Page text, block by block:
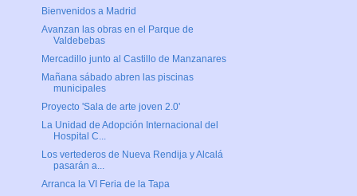
Bienvenidos a Madrid
Avanzan las obras en el Parque de
Valdebebas
Mercadillo junto al Castillo de Manzanares
Mañana sábado abren las piscinas
municipales
Proyecto 'Sala de arte joven 2.0'
La Unidad de Adopción Internacional del
Hospital C...
Los vertederos de Nueva Rendija y Alcalá
pasarán a...
Arranca la VI Feria de la Tapa